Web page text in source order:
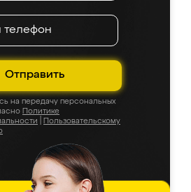
Отправить
на передачу персональных
Политике
Пользовательскому